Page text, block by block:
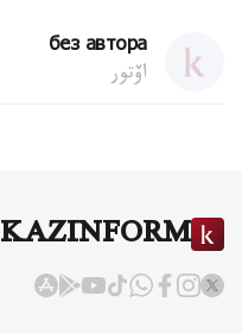
без автора
اۆتور
KAZINFORM